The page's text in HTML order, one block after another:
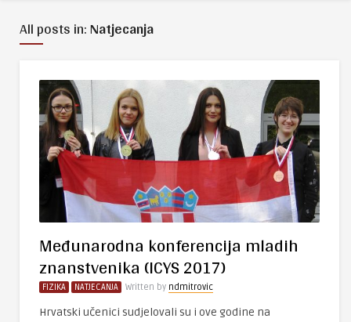
All posts in:Natjecanja
Međunarodna konferencija mladih
znanstvenika (ICYS 2017)
FIZIKA NATJECANJA Written by ndmitrovic
Hrvatski učenici sudjelovali su i ove godine na